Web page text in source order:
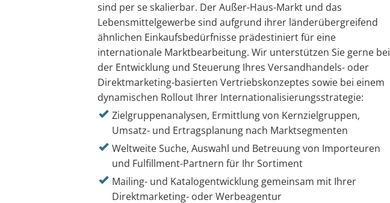
sind per se skalierbar. Der Außer-Haus-Markt und das
Lebensmittelgewerbe sind aufgrund ihrer länderübergreifend
ähnlichen Einkaufsbedürfnisse prädestiniert für eine
internationale Marktbearbeitung. Wir unterstützen Sie gerne bei
der Entwicklung und Steuerung Ihres Versandhandels- oder
Direktmarketing-basierten Vertriebskonzeptes sowie bei einem
dynamischen Rollout Ihrer Internationalisierungsstrategie:
Zielgruppenanalysen, Ermittlung von Kernzielgruppen,
Umsatz- und Ertragsplanung nach Marktsegmenten
Weltweite Suche, Auswahl und Betreuung von Importeuren
und Fulfillment-Partnern für Ihr Sortiment
Mailing- und Katalogentwicklung gemeinsam mit Ihrer
Direktmarketing- oder Werbeagentur